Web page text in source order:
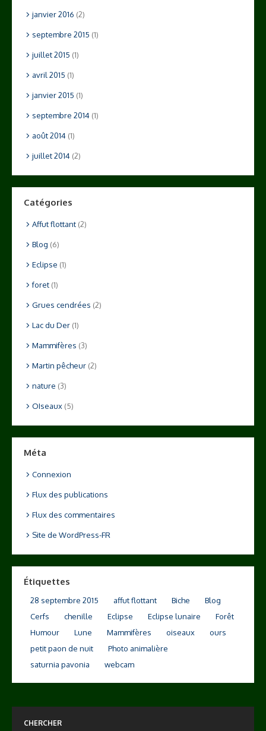
janvier 2016 (2)
septembre 2015 (1)
juillet 2015 (1)
avril 2015 (1)
janvier 2015 (1)
septembre 2014 (1)
août 2014 (1)
juillet 2014 (2)
Catégories
Affut flottant (2)
Blog (6)
Eclipse (1)
foret (1)
Grues cendrées (2)
Lac du Der (1)
Mammifères (3)
Martin pêcheur (2)
nature (3)
OIseaux (5)
Méta
Connexion
Flux des publications
Flux des commentaires
Site de WordPress-FR
Étiquettes
28 septembre 2015 affut flottant Biche
Blog
Cerfs
chenille Eclipse Eclipse lunaire
Forêt
Humour
Lune Mammifères oiseaux
ours
petit paon de nuit
Photo animalière
saturnia pavonia
webcam
CHERCHER